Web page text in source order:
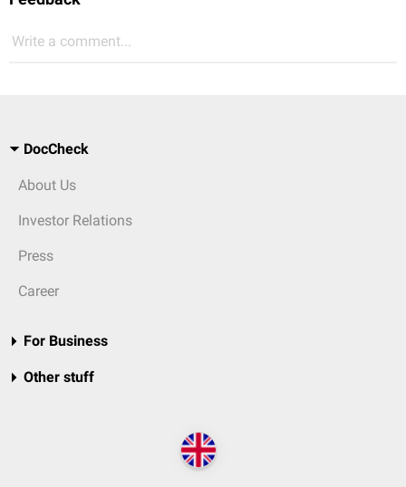
Write a comment...
DocCheck
About Us
Investor Relations
Press
Career
For Business
Other stuff